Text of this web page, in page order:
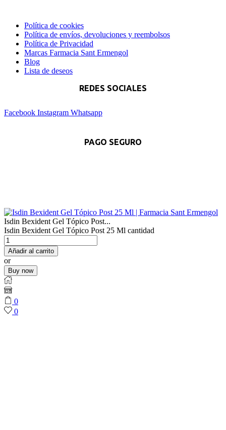
Política de cookies
Política de envíos, devoluciones y reembolsos
Política de Privacidad
Marcas Farmacia Sant Ermengol
Blog
Lista de deseos
REDES SOCIALES
Facebook Instagram Whatsapp
PAGO SEGURO
Isdin Bexident Gel Tópico Post...
Isdin Bexident Gel Tópico Post 25 Ml cantidad
Añadir al carrito
or
Buy now
0
0